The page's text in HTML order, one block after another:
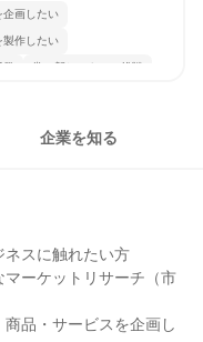
企画したい
製作したい
発 常に新しいものに挑戦
企業を知る
ネスに触れたい方
ーケットリサーチ（市
品・サービスを企画し